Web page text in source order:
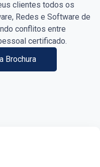
clientes todos os
Redes e Software de
conflitos entre
certificado.
Brochura